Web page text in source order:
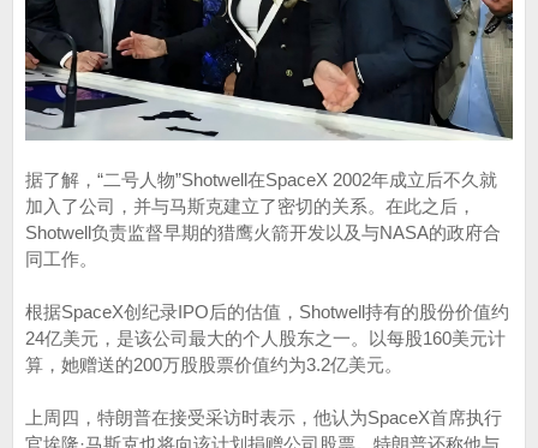
据了解，“二号人物”Shotwell在SpaceX 2002年成立后不久就
加入了公司，并与马斯克建立了密切的关系。在此之后，
Shotwell负责监督早期的猎鹰火箭开发以及与NASA的政府合
同工作。
根据SpaceX创纪录IPO后的估值，Shotwell持有的股份价值约
24亿美元，是该公司最大的个人股东之一。以每股160美元计
算，她赠送的200万股股票价值约为3.2亿美元。
上周四，特朗普在接受采访时表示，他认为SpaceX首席执行
官埃隆·马斯克也将向该计划捐赠公司股票。特朗普还称他与